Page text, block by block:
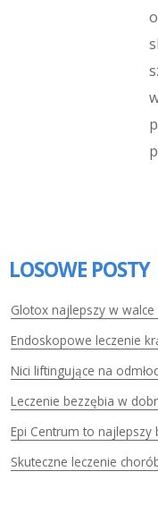
LOSOWE POSTY
Glotox najlepszy w walce
Endoskopowe leczenie
Nici liftingujące na
Leczenie bezzębia w
Epi Centrum to najlepszy
Skuteczne leczenie